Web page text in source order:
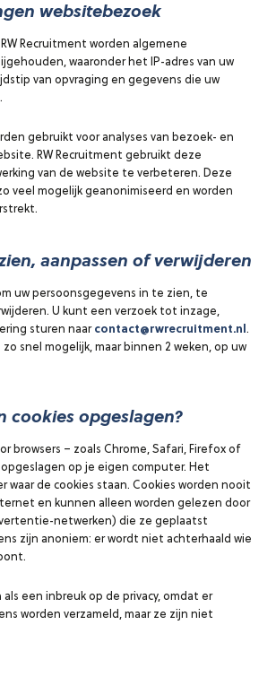
websitebezoek
Recruitment worden algemene
waaronder het IP-adres van uw
van opvraging en gegevens die uw
gebruikt voor analyses van bezoek- en
RW Recruitment gebruikt deze
van de website te verbeteren. Deze
veel mogelijk geanonimiseerd en worden
aanpassen of verwijderen
uw persoonsgegevens in te zien, te
U kunt een verzoek tot inzage,
sturen naarcontact@rwrecruitment.nl .
zo snel mogelijk, maar binnen 2 weken, op uw
cookies opgeslagen?
browsers – zoals Chrome, Safari, Firefox of
op je eigen computer. Het
waar de cookies staan. Cookies worden nooit
en kunnen alleen worden gelezen door
netwerken) die ze geplaatst
zijn anoniem: er wordt niet achterhaald wie
een inbreuk op de privacy, omdat er
worden verzameld, maar ze zijn niet